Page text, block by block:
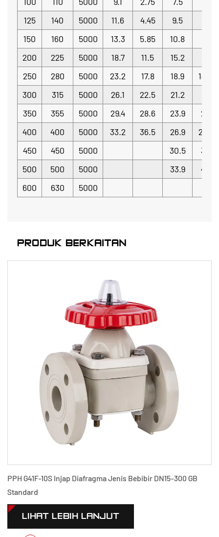
125
140 5000 11.6 4.45 9.5
150
160 5000 13.3 5.85 10.8
200
225 5000 18.7 11.5 15.2
250
280 5000 23.2 17.8 18.9
14.72
300
315 5000 26.1 22.5 21.2
350
355 5000 29.4 28.6 23.9
236
400
400 5000 33.2 36.5 26.9
2994
450
450 5000 30.5
382
500
500 5000 33.9
472
600
630 5000
PRODUK BERKAITAN
PPH G41F-10S Injap Diafragma Jenis Bebibir DN15-300 GB
Standard
LIHAT LEBIH LANJUT